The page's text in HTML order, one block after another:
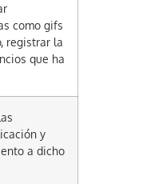
como gifs
registrar la
que ha
y
a dicho